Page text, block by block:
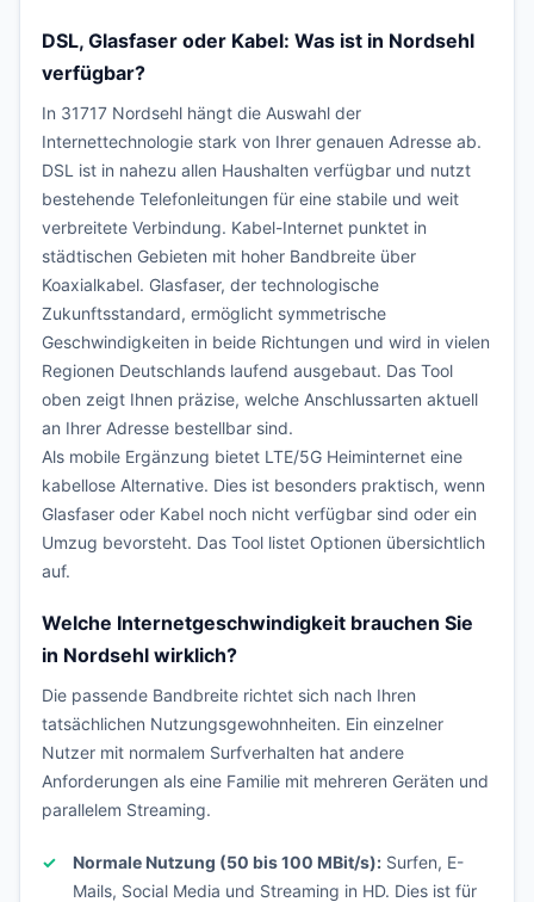
DSL, Glasfaser oder Kabel: Was ist in Nordsehl
verfügbar?
In 31717 Nordsehl hängt die Auswahl der
Internettechnologie stark von Ihrer genauen Adresse ab.
DSL ist in nahezu allen Haushalten verfügbar und nutzt
bestehende Telefonleitungen für eine stabile und weit
verbreitete Verbindung. Kabel-Internet punktet in
städtischen Gebieten mit hoher Bandbreite über
Koaxialkabel. Glasfaser, der technologische
Zukunftsstandard, ermöglicht symmetrische
Geschwindigkeiten in beide Richtungen und wird in vielen
Regionen Deutschlands laufend ausgebaut. Das Tool
oben zeigt Ihnen präzise, welche Anschlussarten aktuell
an Ihrer Adresse bestellbar sind.
Als mobile Ergänzung bietet LTE/5G Heiminternet eine
kabellose Alternative. Dies ist besonders praktisch, wenn
Glasfaser oder Kabel noch nicht verfügbar sind oder ein
Umzug bevorsteht. Das Tool listet Optionen übersichtlich
auf.
Welche Internetgeschwindigkeit brauchen Sie
in Nordsehl wirklich?
Die passende Bandbreite richtet sich nach Ihren
tatsächlichen Nutzungsgewohnheiten. Ein einzelner
Nutzer mit normalem Surfverhalten hat andere
Anforderungen als eine Familie mit mehreren Geräten und
parallelem Streaming.
Normale Nutzung (50 bis 100 MBit/s): Surfen, E-
Mails, Social Media und Streaming in HD. Dies ist für